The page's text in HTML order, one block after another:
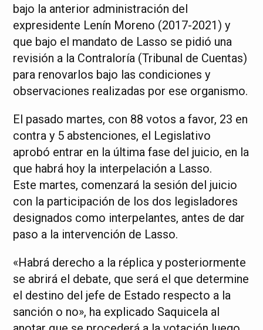
bajo la anterior administración del
expresidente Lenín Moreno (2017-2021) y
que bajo el mandato de Lasso se pidió una
revisión a la Contraloría (Tribunal de Cuentas)
para renovarlos bajo las condiciones y
observaciones realizadas por ese organismo.
El pasado martes, con 88 votos a favor, 23 en
contra y 5 abstenciones, el Legislativo
aprobó entrar en la última fase del juicio, en la
que habrá hoy la interpelación a Lasso.
Este martes, comenzará la sesión del juicio
con la participación de los dos legisladores
designados como interpelantes, antes de dar
paso a la intervención de Lasso.
«Habrá derecho a la réplica y posteriormente
se abrirá el debate, que será el que determine
el destino del jefe de Estado respecto a la
sanción o no», ha explicado Saquicela al